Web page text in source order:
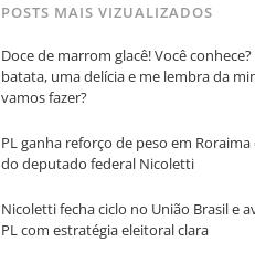
POSTS MAIS VIZUALIZADOS
Doce de marrom glacê! Você
batata, uma delícia e me lembra da
vamos fazer?
PL ganha reforço de peso em
do deputado federal Nicoletti
Nicoletti fecha ciclo no União Brasil e
PL com estratégia eleitoral clara